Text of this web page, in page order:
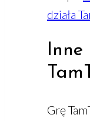
działa
Grę